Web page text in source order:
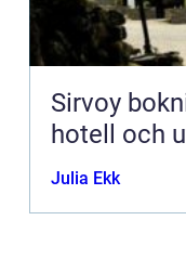
Sirvoy
hotell och
Julia Ekk